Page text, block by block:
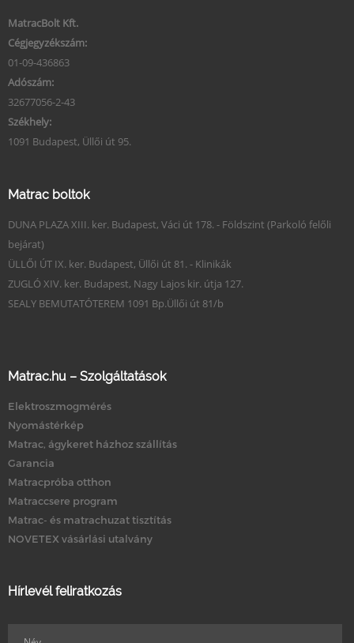
MatracBolt Kft.
Cégjegyzékszám:
01-09-436863
Adószám:
32677056-2-43
Székhely:
1091 Budapest, Üllői út 95.
Matrac boltok
DUNA PLAZA XIII. ker. Budapest, Váci út 178. - Földszint (Parkoló felőli
bejárat)
ÜLLŐI ÚT IX. ker. Budapest, Üllői út 81. - Klinikák
ZUGLÓ XIV. ker. Budapest, Nagy Lajos kir. útja 127.
SEALY BEMUTATÓTEREM 1091 Bp.Üllői út 81/b
Matrac.hu – Szolgáltatások
Elektroszmogmérés
Nyomástérkép
Matrac, ágykeret házhoz szállítás
Garancia
Matracpróba otthon
Matraccsere program
Matrac- és matrachuzat tisztítás
NOVETEX vásárlási utalvány
Hírlevél feliratkozás